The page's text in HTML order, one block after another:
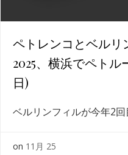
ペトレンコとベルリ
2025、横浜でペトル
日)
ベルリンフィルが今年2
on 11月 25